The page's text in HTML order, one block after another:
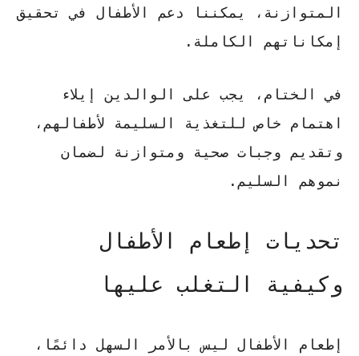
المتوازنة، يمكننا دعم الأطفال في تحقيق
إمكاناتهم الكاملة.
في الختام، يجب على الوالدين إيلاء
اهتمام خاص للتغذية السليمة لأطفالهم،
وتقديم وجبات صحية ومتوازنة لضمان
نموهم السليم.
تحديات إطعام الأطفال
وكيفية التغلب عليها
إطعام الأطفال ليس بالأمر السهل دائمًا،